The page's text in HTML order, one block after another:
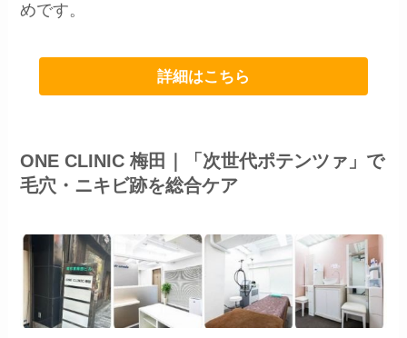
めです。
詳細はこちら
ONE CLINIC 梅田｜「次世代ポテンツァ」で
毛穴・ニキビ跡を総合ケア